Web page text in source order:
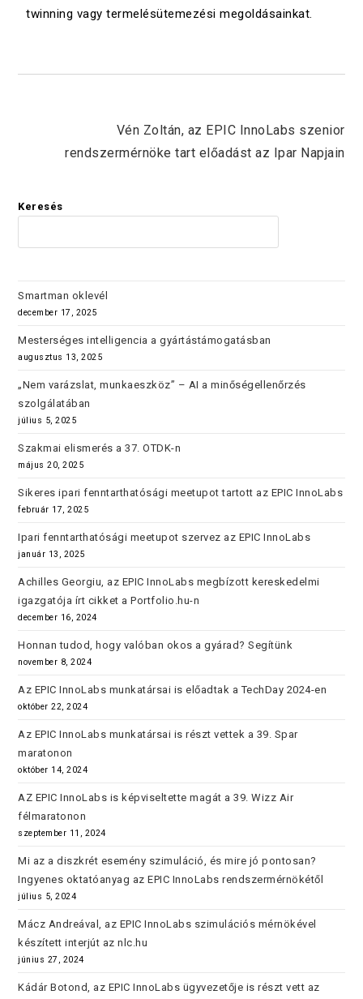
twinning vagy termelésütemezési megoldásainkat.
Vén Zoltán, az EPIC InnoLabs szenior
rendszermérnöke tart előadást az Ipar Napjain
Keresés
Smartman oklevél
december 17, 2025
Mesterséges intelligencia a gyártástámogatásban
augusztus 13, 2025
„Nem varázslat, munkaeszköz” – AI a minőségellenőrzés
szolgálatában
július 5, 2025
Szakmai elismerés a 37. OTDK-n
május 20, 2025
Sikeres ipari fenntarthatósági meetupot tartott az EPIC InnoLabs
február 17, 2025
Ipari fenntarthatósági meetupot szervez az EPIC InnoLabs
január 13, 2025
Achilles Georgiu, az EPIC InnoLabs megbízott kereskedelmi
igazgatója írt cikket a Portfolio.hu-n
december 16, 2024
Honnan tudod, hogy valóban okos a gyárad? Segítünk
november 8, 2024
Az EPIC InnoLabs munkatársai is előadtak a TechDay 2024-en
október 22, 2024
Az EPIC InnoLabs munkatársai is részt vettek a 39. Spar
maratonon
október 14, 2024
AZ EPIC InnoLabs is képviseltette magát a 39. Wizz Air
félmaratonon
szeptember 11, 2024
Mi az a diszkrét esemény szimuláció, és mire jó pontosan?
Ingyenes oktatóanyag az EPIC InnoLabs rendszermérnökétől
július 5, 2024
Mácz Andreával, az EPIC InnoLabs szimulációs mérnökével
készített interjút az nlc.hu
június 27, 2024
Kádár Botond, az EPIC InnoLabs ügyvezetője is részt vett az